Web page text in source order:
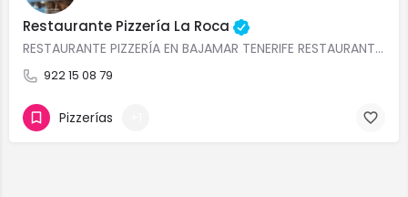
Restaurante Pizzería La Roca
RESTAURANTE PIZZERÍA EN BAJAMAR TENERIFE RESTAURANTE COCINA TRADICIONAL EN BAJAMAR, RESTAURANTE ITALIANO EN…
922 15 08 79
Pizzerías